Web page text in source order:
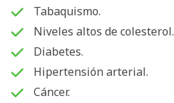
Tabaquismo.
Niveles altos de colesterol.
Diabetes.
Hipertensión arterial.
Cáncer.